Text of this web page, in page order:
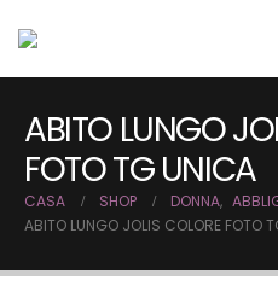
ABITO LUNGO
FOTO TG UNICA
CASA SHOP DONNA,
ABITO LUNGO JOLIS COLORE FOTO